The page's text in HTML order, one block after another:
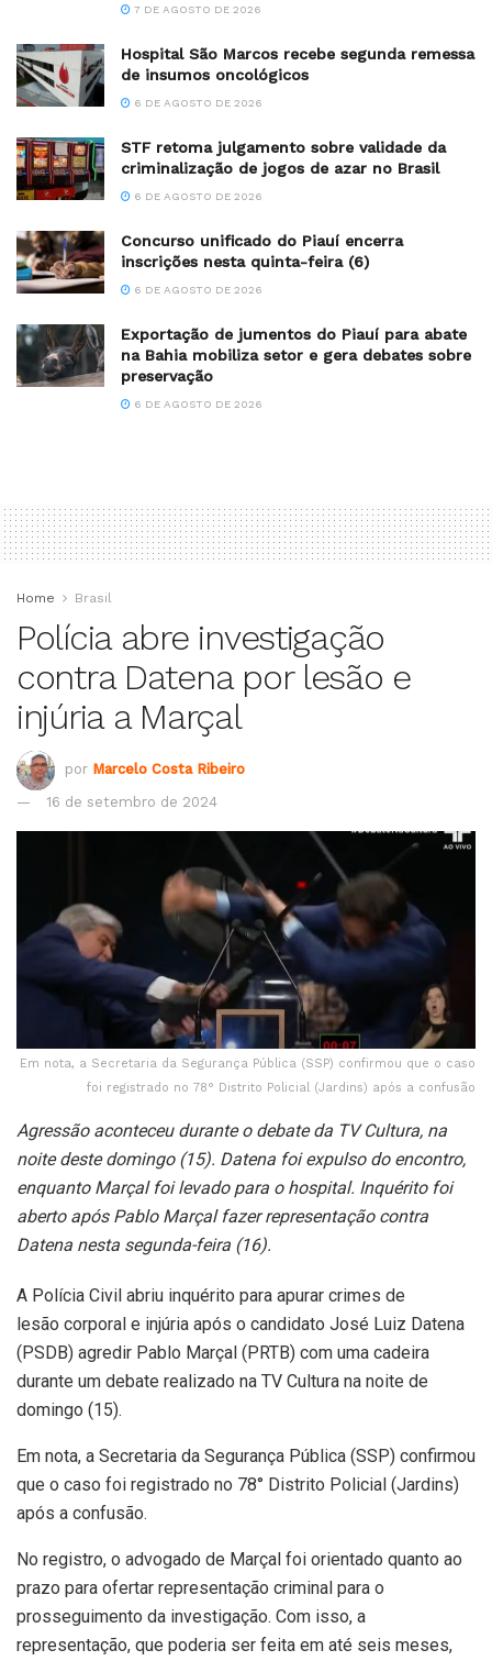
7 DE AGOSTO DE 2026
Hospital São Marcos recebe segunda remessa
de insumos oncológicos
6 DE AGOSTO DE 2026
STF retoma julgamento sobre validade da
criminalização de jogos de azar no Brasil
6 DE AGOSTO DE 2026
Concurso unificado do Piauí encerra
inscrições nesta quinta-feira (6)
6 DE AGOSTO DE 2026
Exportação de jumentos do Piauí para abate
na Bahia mobiliza setor e gera debates sobre
preservação
6 DE AGOSTO DE 2026
Home Brasil
Polícia abre investigação
contra Datena por lesão e
injúria a Marçal
por Marcelo Costa Ribeiro
16 de setembro de 2024
Em nota, a Secretaria da Segurança Pública (SSP) confirmou que o caso
foi registrado no 78° Distrito Policial (Jardins) após a confusão
Agressão aconteceu durante o debate da TV Cultura, na
noite deste domingo (15). Datena foi expulso do encontro,
enquanto Marçal foi levado para o hospital. Inquérito foi
aberto após Pablo Marçal fazer representação contra
Datena nesta segunda-feira (16).
A Polícia Civil abriu inquérito para apurar crimes de
lesão corporal e injúria após o candidato José Luiz Datena
(PSDB) agredir Pablo Marçal (PRTB) com uma cadeira
durante um debate realizado na TV Cultura na noite de
domingo (15).
Em nota, a Secretaria da Segurança Pública (SSP) confirmou
que o caso foi registrado no 78° Distrito Policial (Jardins)
após a confusão.
No registro, o advogado de Marçal foi orientado quanto ao
prazo para ofertar representação criminal para o
prosseguimento da investigação. Com isso, a
representação, que poderia ser feita em até seis meses,